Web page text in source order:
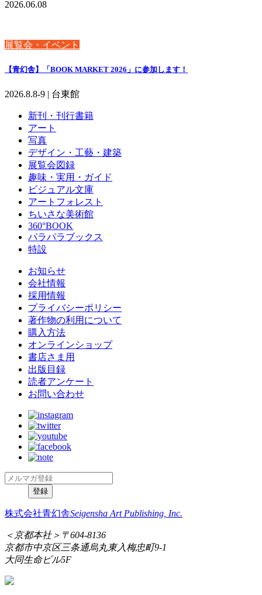
2026.06.08
展覧会・イベント
【青幻舎】「BOOK MARKET 2026」に参加します！
2026.8.8-9 | 台東館
新刊・刊行書籍
アート
写真
デザイン・工藝・建築
展覧会図録
趣味・実用・ガイド
ビジュアル文庫
アートフォレスト
ちいさな美術館
360°BOOK
パラパラブックス
特設
お知らせ
会社情報
採用情報
プライバシーポリシー
著作物の利用について
購入方法
オンラインショップ
書店さま用
出版目録
読者アンケート
お問い合わせ
株式会社青幻舎Seigensha Art Publishing, Inc.
＜京都本社＞ 〒604-8136
京都市中京区三条通烏丸東入梅忠町9-1
大同生命ビル5F